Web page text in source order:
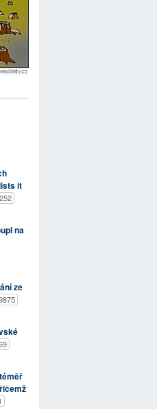
it
na
ze